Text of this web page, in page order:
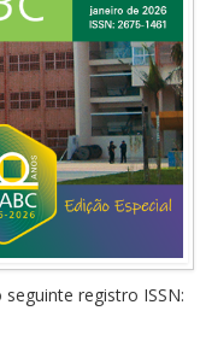
registro ISSN: